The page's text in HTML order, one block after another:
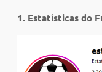
1. Estatísticas do